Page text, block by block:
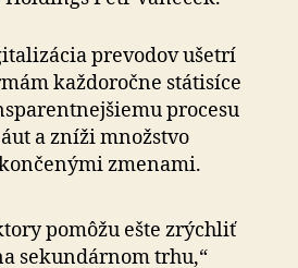
prevodov ušetrí
každo­ročne stá­ti­síce
procesu
a zníži množstvo
zmenami.
pomôžu ešte zrýchliť
se­kun­dár­nom trhu,“